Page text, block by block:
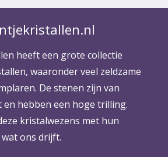
heeft een grote collectie
waaronder veel zeldzame
De stenen zijn van
hebben een hoge trilling.
kristalwezens met hun
ons drijft.